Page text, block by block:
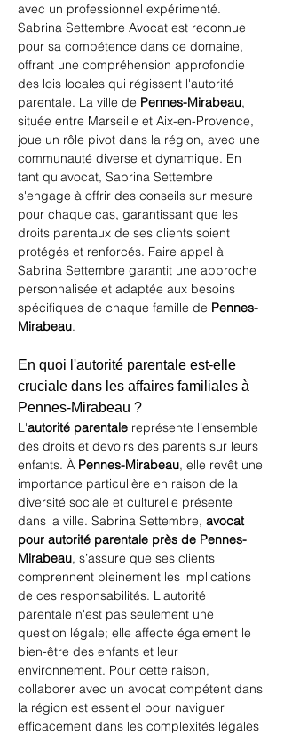
avec un professionnel expérimenté.
Sabrina Settembre Avocat est reconnue
pour sa compétence dans ce domaine,
offrant une compréhension approfondie
des lois locales qui régissent l'autorité
parentale. La ville de Pennes-Mirabeau,
située entre Marseille et Aix-en-Provence,
joue un rôle pivot dans la région, avec une
communauté diverse et dynamique. En
tant qu'avocat, Sabrina Settembre
s'engage à offrir des conseils sur mesure
pour chaque cas, garantissant que les
droits parentaux de ses clients soient
protégés et renforcés. Faire appel à
Sabrina Settembre garantit une approche
personnalisée et adaptée aux besoins
spécifiques de chaque famille de Pennes-
Mirabeau.
En quoi l'autorité parentale est-elle
cruciale dans les affaires familiales à
Pennes-Mirabeau ?
L'autorité parentale représente l’ensemble
des droits et devoirs des parents sur leurs
enfants. À Pennes-Mirabeau, elle revêt une
importance particulière en raison de la
diversité sociale et culturelle présente
dans la ville. Sabrina Settembre, avocat
pour autorité parentale près de Pennes-
Mirabeau, s’assure que ses clients
comprennent pleinement les implications
de ces responsabilités. L'autorité
parentale n'est pas seulement une
question légale; elle affecte également le
bien-être des enfants et leur
environnement. Pour cette raison,
collaborer avec un avocat compétent dans
la région est essentiel pour naviguer
efficacement dans les complexités légales